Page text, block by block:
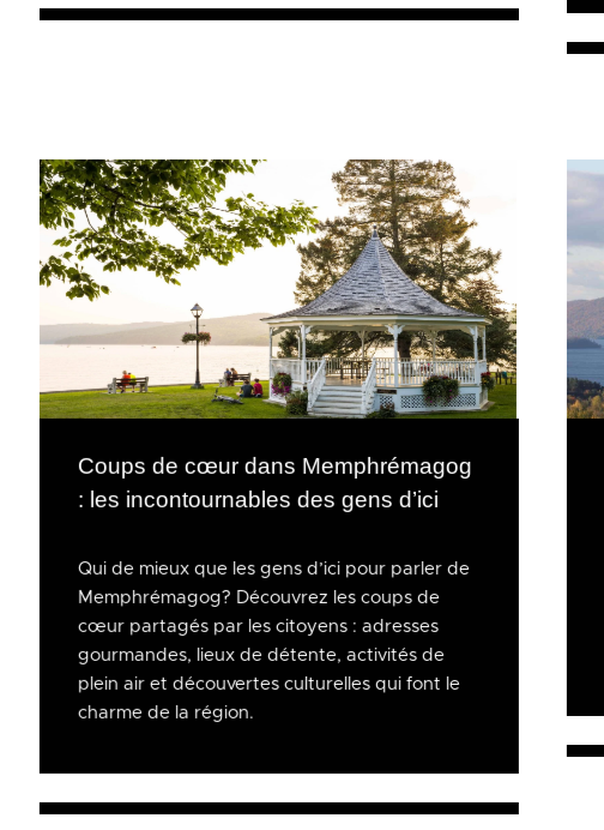
Coups de cœur dans Memphrémagog
: les incontournables des gens d’ici
Qui de mieux que les gens d’ici pour parler de
Memphrémagog? Découvrez les coups de
cœur partagés par les citoyens : adresses
gourmandes, lieux de détente, activités de
plein air et découvertes culturelles qui font le
charme de la région.